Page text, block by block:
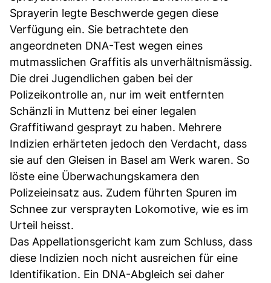
Sprayerin legte Beschwerde gegen diese
Verfügung ein. Sie betrachtete den
angeordneten DNA-Test wegen eines
mutmasslichen Graffitis als unverhältnismässig.
Die drei Jugendlichen gaben bei der
Polizeikontrolle an, nur im weit entfernten
Schänzli in Muttenz bei einer legalen
Graffitiwand gesprayt zu haben. Mehrere
Indizien erhärteten jedoch den Verdacht, dass
sie auf den Gleisen in Basel am Werk waren. So
löste eine Überwachungskamera den
Polizeieinsatz aus. Zudem führten Spuren im
Schnee zur versprayten Lokomotive, wie es im
Urteil heisst.
Das Appellationsgericht kam zum Schluss, dass
diese Indizien noch nicht ausreichen für eine
Identifikation. Ein DNA-Abgleich sei daher